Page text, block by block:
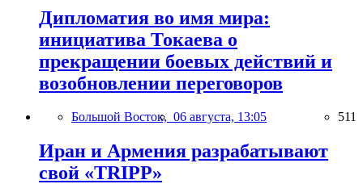
Дипломатия во имя мира:
инициатива Токаева о
прекращении боевых действий и
возобновлении переговоров
Большой Восток, 06 августа, 13:05 511
Иран и Армения разрабатывают
свой «TRIPP»